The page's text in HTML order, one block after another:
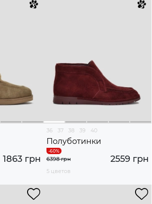
1863 грн
36 37 38 39 40
Полуботинки
2559 грн
6398 грн
5 цветов